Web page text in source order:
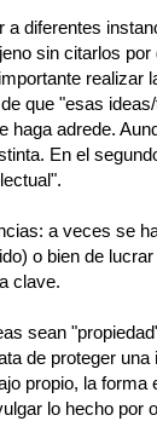
a diferentes
sin citarlos
realizar
que "esas
haga adrede.
En el
a veces se
o bien de
clave.
sean
de proteger
propio, la
lo hecho por